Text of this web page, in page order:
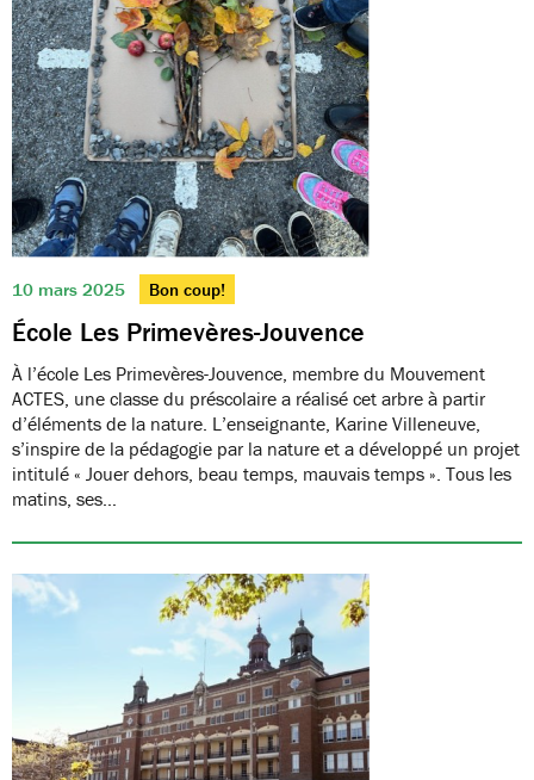
10 mars 2025 Bon coup!
École Les Primevères-Jouvence
À l’école Les Primevères-Jouvence, membre du Mouvement
ACTES, une classe du préscolaire a réalisé cet arbre à partir
d’éléments de la nature. L’enseignante, Karine Villeneuve,
s’inspire de la pédagogie par la nature et a développé un projet
intitulé « Jouer dehors, beau temps, mauvais temps ». Tous les
matins, ses…